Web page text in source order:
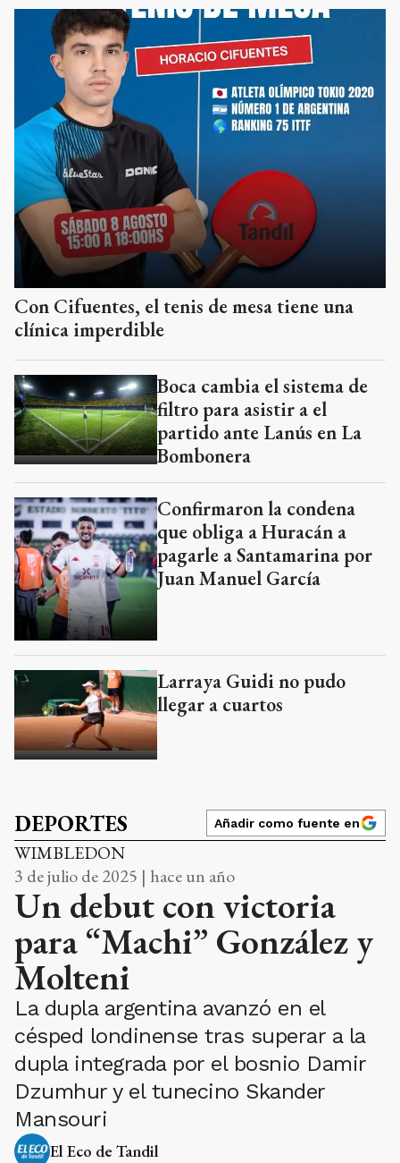
Con Cifuentes, el tenis de mesa tiene una
clínica imperdible
Boca cambia el sistema de
filtro para asistir a el
partido ante Lanús en La
Bombonera
Confirmaron la condena
que obliga a Huracán a
pagarle a Santamarina por
Juan Manuel García
Larraya Guidi no pudo
llegar a cuartos
DEPORTES Añadir como fuente en
WIMBLEDON
3 de julio de 2025 | hace un año
Un debut con victoria
para “Machi” González y
Molteni
La dupla argentina avanzó en el
césped londinense tras superar a la
dupla integrada por el bosnio Damir
Dzumhur y el tunecino Skander
Mansouri
El Eco de Tandil